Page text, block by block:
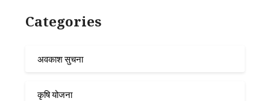
Categories
अवकाश सुचना
कृषि योजना